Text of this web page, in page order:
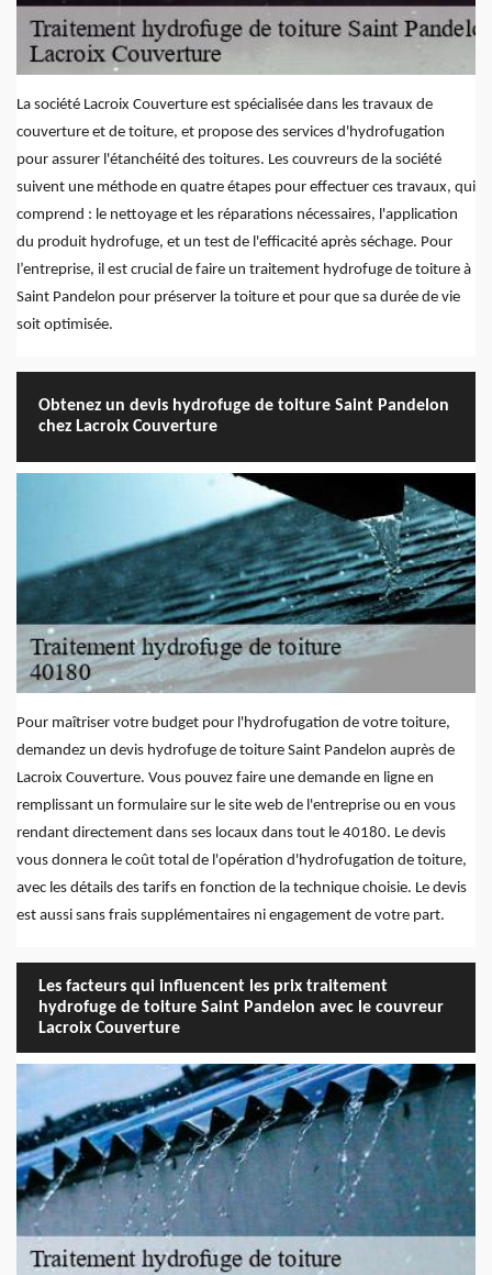
La société Lacroix Couverture est spécialisée dans les travaux de
couverture et de toiture, et propose des services d'hydrofugation
pour assurer l'étanchéité des toitures. Les couvreurs de la société
suivent une méthode en quatre étapes pour effectuer ces travaux, qui
comprend : le nettoyage et les réparations nécessaires, l'application
du produit hydrofuge, et un test de l'efficacité après séchage. Pour
l’entreprise, il est crucial de faire un traitement hydrofuge de toiture à
Saint Pandelon pour préserver la toiture et pour que sa durée de vie
soit optimisée.
Obtenez un devis hydrofuge de toiture Saint Pandelon
chez Lacroix Couverture
Pour maîtriser votre budget pour l'hydrofugation de votre toiture,
demandez un devis hydrofuge de toiture Saint Pandelon auprès de
Lacroix Couverture. Vous pouvez faire une demande en ligne en
remplissant un formulaire sur le site web de l'entreprise ou en vous
rendant directement dans ses locaux dans tout le 40180. Le devis
vous donnera le coût total de l'opération d'hydrofugation de toiture,
avec les détails des tarifs en fonction de la technique choisie. Le devis
est aussi sans frais supplémentaires ni engagement de votre part.
Les facteurs qui influencent les prix traitement
hydrofuge de toiture Saint Pandelon avec le couvreur
Lacroix Couverture